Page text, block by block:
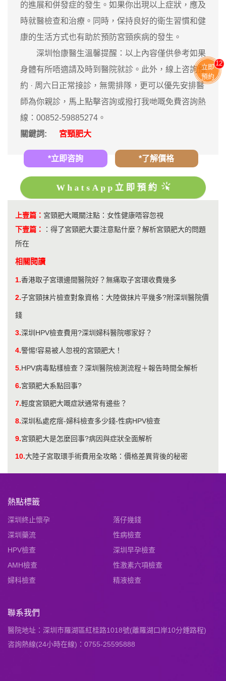
的進展和併發症的發生。如果你出現以上症狀，應及
時就醫檢查和治療。同時，保持良好的衛生習慣和健
康的生活方式也有助於預防宮頸疾病的發生。
深圳怡康醫生溫馨提醒：以上內容僅供參考如果
身體有所唔適請及時到醫院就診。此外，線上咨詢預
約 · ‎周六日正常接診，無需排隊，更可以優先安排醫
師為你親診，馬上點擊咨詢或撥打我哋嘅免費咨詢熱
線：00852-59885274。
關鍵詞:
宮頸肥大
*立即咨詢 *了解價格
WhatsApp立即預約
上壹篇： 宮頸肥大嘅關注點：女性健康唔容忽視
下壹篇：
： 得了宮頸肥大要注意點什麼？解析宮頸肥大的問題
所在
相關閱讀
1.香港取子宮環邊間醫院好？無痛取子宮環收費幾多
2.子宮頸抹片檢查對象資格：大陸做抹片平幾多?附深圳醫院價
錢
3.深圳HPV檢查費用?深圳婦科醫院哪家好？
4.警惕!容易被人忽視的宮頸肥大！
5.HPV病毒點樣檢查？深圳醫院檢測流程＋報告時間全解析
6.宮頸肥大系點回事?
7.輕度宮頸肥大嘅症狀通常有邊些？
8.深圳私處疙瘩-婦科檢查多少錢-性病HPV檢查
9.宮頸肥大是怎麼回事?病因與症狀全面解析
10.大陸子宮取環手術費用全攻略：價格差異背後的秘密
熱點標籤
深圳終止懷孕
落仔幾錢
深圳藥流
性病檢查
HPV檢查
深圳早孕檢查
AMH檢查
性激素六項檢查
婦科檢查
精液檢查
聯系我們
醫院地址：深圳市羅湖區紅桂路1018號(離羅湖口岸10分鍾路程)
咨詢熱線(24小時在線)：0755-25595888
立即
預約
12